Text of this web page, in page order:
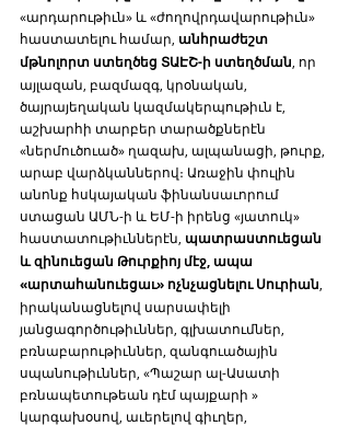
«արդարութիւն» և «ժողովրդավարութիւն»
հաստատելու համար, անհրաժեշտ
մթնոլորտ ստեղծեց ՏԱԷՇ-ի ստեղծման , որ
այլազան, բազմազգ, կրօնական,
ծայրայեղական կազմակերպութիւն է,
աշխարհի տարբեր տարածքներէն
«ներմուծուած» ղազախ, ալպանացի, թուրք,
արաբ վարձկաններով։ Առաջին փուլին
անոնք հսկայական ֆինանսաւորում
ստացան ԱՄՆ-ի և ԵՄ-ի իրենց «յատուկ»
հաստատութիւններէն, պատրաստուեցան
և զինուեցան Թուրքիոյ մէջ, ապա
«արտահանուեցաւ» ոչնչացնելու Սուրիան
իրականացնելով սարսափելի
յանցագործութիւններ, գլխատումներ,
բռնաբարութիւններ, զանգուածային
սպանութիւններ, «Պաշար ալ-Ասատի
բռնապետութեան դէմ պայքարի »
կարգախօսով, աւերելով գիւղեր,